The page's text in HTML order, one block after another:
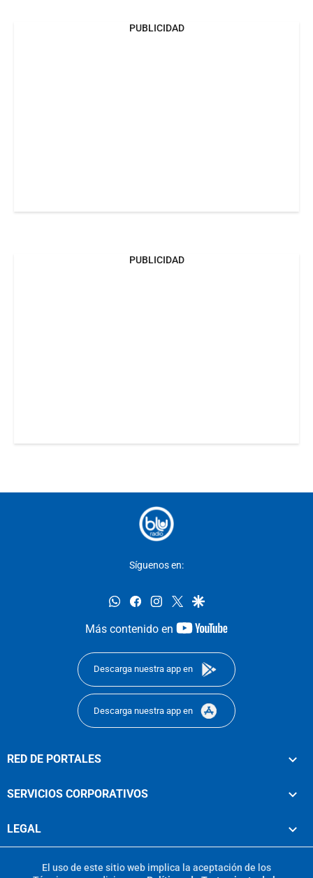
PUBLICIDAD
PUBLICIDAD
Síguenos en:
whatsappfacebookinstagram
twittergoogle
Más contenido en
youtube-
Descarga nuestra app en
Descarga nuestra app en
RED DE PORTALES
SERVICIOS CORPORATIVOS
LEGAL
El uso de este sitio web implica la aceptación de los